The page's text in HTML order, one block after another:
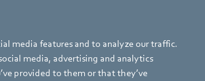
media features and to analyze our traffic.
media, advertising and analytics
provided to them or that they’ve